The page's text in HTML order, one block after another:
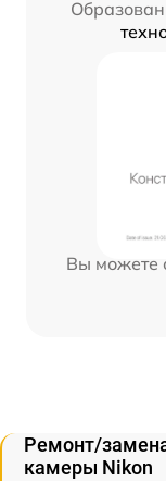
Вы можете
Ремонт/
камеры Nikon